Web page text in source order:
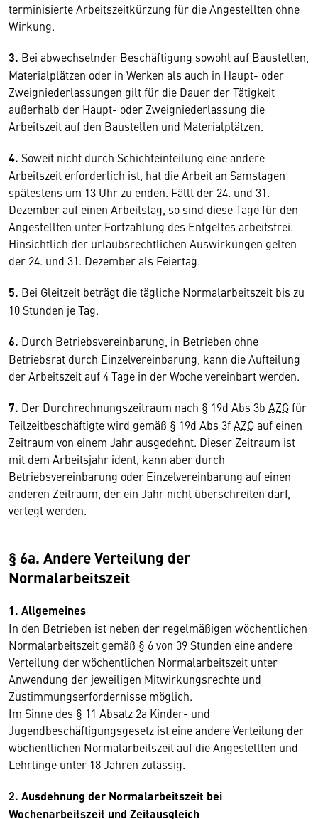
terminisierte Arbeitszeitkürzung für die Angestellten ohne
Wirkung.
3. Bei abwechselnder Beschäftigung sowohl auf Baustellen,
Materialplätzen oder in Werken als auch in Haupt- oder
Zweigniederlassungen gilt für die Dauer der Tätigkeit
außerhalb der Haupt- oder Zweigniederlassung die
Arbeitszeit auf den Baustellen und Materialplätzen.
4. Soweit nicht durch Schichteinteilung eine andere
Arbeitszeit erforderlich ist, hat die Arbeit an Samstagen
spätestens um 13 Uhr zu enden. Fällt der 24. und 31.
Dezember auf einen Arbeitstag, so sind diese Tage für den
Angestellten unter Fortzahlung des Entgeltes arbeitsfrei.
Hinsichtlich der urlaubsrechtlichen Auswirkungen gelten
der 24. und 31. Dezember als Feiertag.
5. Bei Gleitzeit beträgt die tägliche Normalarbeitszeit bis zu
10 Stunden je Tag.
6. Durch Betriebsvereinbarung, in Betrieben ohne
Betriebsrat durch Einzelvereinbarung, kann die Aufteilung
der Arbeitszeit auf 4 Tage in der Woche vereinbart werden.
7. Der Durchrechnungszeitraum nach § 19d Abs 3b AZGfür
Teilzeitbeschäftigte wird gemäß § 19d Abs 3fAZGauf einen
Zeitraum von einem Jahr ausgedehnt. Dieser Zeitraum ist
mit dem Arbeitsjahr ident, kann aber durch
Betriebsvereinbarung oder Einzelvereinbarung auf einen
anderen Zeitraum, der ein Jahr nicht überschreiten darf,
verlegt werden.
§ 6a. Andere Verteilung der
Normalarbeitszeit
1. Allgemeines
In den Betrieben ist neben der regelmäßigen wöchentlichen
Normalarbeitszeit gemäß § 6 von 39 Stunden eine andere
Verteilung der wöchentlichen Normalarbeitszeit unter
Anwendung der jeweiligen Mitwirkungsrechte und
Zustimmungserfordernisse möglich.
Im Sinne des § 11 Absatz 2a Kinder- und
Jugendbeschäftigungsgesetz ist eine andere Verteilung der
wöchentlichen Normalarbeitszeit auf die Angestellten und
Lehrlinge unter 18 Jahren zulässig.
2. Ausdehnung der Normalarbeitszeit bei
Wochenarbeitszeit und Zeitausgleich